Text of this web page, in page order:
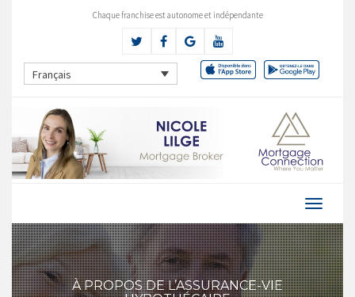
Chaque franchise est autonome et indépendante
Français
À PROPOS DE L’ASSURANCE-VIE